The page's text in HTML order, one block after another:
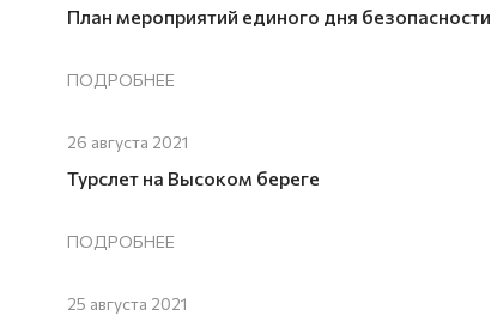
План мероприятий единого дня безопасности
ПОДРОБНЕЕ
26 августа 2021
Турслет на Высоком береге
ПОДРОБНЕЕ
25 августа 2021